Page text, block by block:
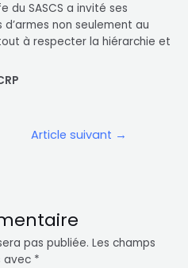
du SASCS a invité ses
non seulement au
à respecter la hiérarchie et
Article suivant →
pas publiée. Les champs
avec *